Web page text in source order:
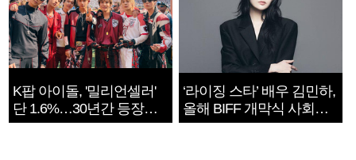
K팝 아이돌, '밀리언셀러'
단 1.6%…30년간 등장
1182개팀 전수조사
‘라이징 스타’ 배우 김민하,
올해 BIFF 개막식 사회자
확정